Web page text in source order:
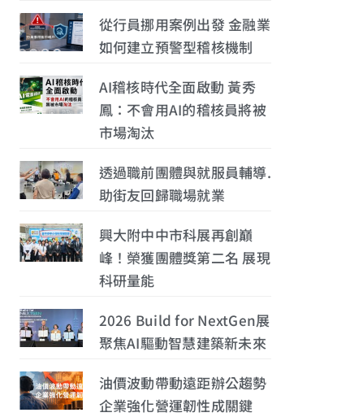
從行員挪用案例出發 金融業
如何建立預警型稽核機制
AI稽核時代全面啟動 黃秀
鳳：不會用AI的稽核員將被
市場淘汰
透過職前團體與就服員輔導.
助街友回歸職場就業
興大附中中市科展再創巔
峰！榮獲團體獎第二名 展現
科研量能
2026 Build for NextGen展
聚焦AI驅動智慧建築新未來
油價波動帶動遠距辦公趨勢
企業強化營運韌性成關鍵